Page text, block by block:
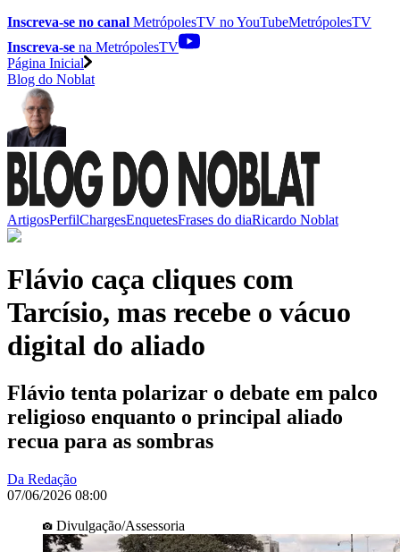
Inscreva-se no canal MetrópolesTV noYouTubeMetrópolesTV
Inscreva-se na MetrópolesTV
Página Inicial
Blog do Noblat
ArtigosPerfilChargesEnquetesFrases do diaRicardo Noblat
Flávio caça cliques com
Tarcísio, mas recebe o vácuo
digital do aliado
Flávio tenta polarizar o debate em palco
religioso enquanto o principal aliado
recua para as sombras
Da Redação
07/06/2026 08:00
Divulgação/Assessoria